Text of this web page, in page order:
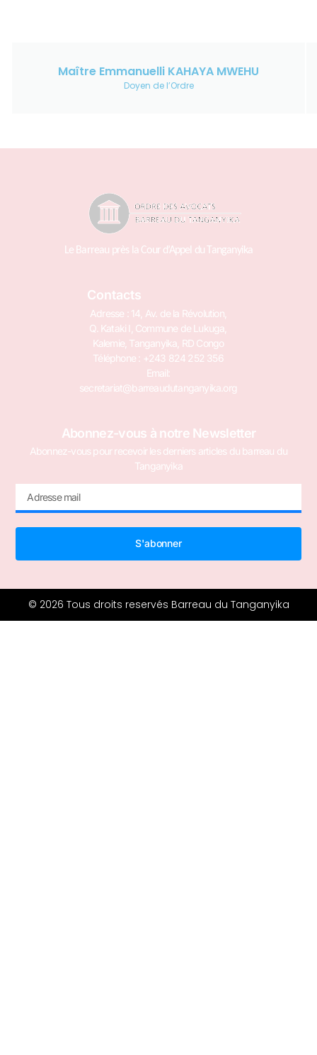
Maître Emmanuelli KAHAYA MWEHU
Doyen de l’Ordre
Le Barreau près la Cour d’Appel du Tanganyika
Contacts
Adresse : 14, Av. de la Révolution,
Q. Kataki I, Commune de Lukuga,
Kalemie, Tanganyika, RD Congo
Téléphone : +243 824 252 356
Email:
secretariat@barreaudutanganyika.org
Abonnez-vous à notre Newsletter
Abonnez-vous pour recevoir les derniers articles du barreau du
Tanganyika
S'abonner
© 2026 Tous droits reservés Barreau du Tanganyika